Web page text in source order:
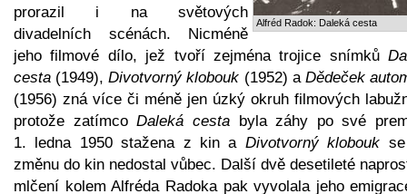
Alfréd Radok: Daleká cesta
prorazil i na světových
divadelních scénách. Nicméně
jeho filmové dílo, jež tvoří zejména trojice snímků
cesta (1949),Divotvorný klobouk (1952) a Dědeček
(1956) zná více či méně jen úzký okruh filmových
protože zatímcoDaleká cestabyla záhy po své
1. ledna 1950 stažena z kin a Divotvorný klobouk
změnu do kin nedostal vůbec. Další dvě desetileté
mlčení kolem Alfréda Radoka pak vyvolala jeho